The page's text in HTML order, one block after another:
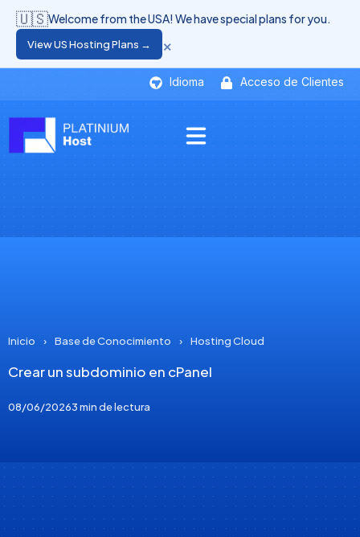
Idioma Acceso de Clientes
🇺🇸Welcome from the USA! We have special plans for you.
View US Hosting Plans → ×
Inicio › Base de Conocimiento › Hosting Cloud
Crear un subdominio en cPanel
08/06/20263 min de lectura